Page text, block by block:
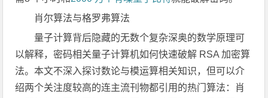
肖尔算法与格罗弗算法
量子计算背后隐藏的无数个复杂深奥的数学原理可
以解释，密码相关量子计算机如何快速破解 RSA 加密算
法。本文不深入探讨数论与模运算相关知识，但可以介
绍两个关注度较高的连主流刊物都引用的热门算法：肖